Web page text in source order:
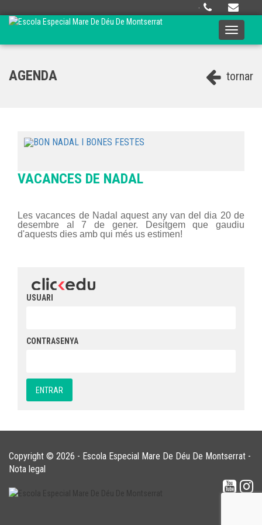
·
Toggle
tornar
AGENDA
VACANCES DE NADAL
Les vacances de Nadal aquest any van del dia 20 de
desembre al 7 de gener. Desitgem que gaudiu
d'aquests dies amb qui més us estimen!
USUARI
CONTRASENYA
Copyright © 2026 - Escola Especial Mare De Déu De Montserrat -
Nota legal